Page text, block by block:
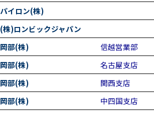
パイロン(株)
(株)ロンビックジャパン
岡部(株)
信越営業部
岡部(株)
名古屋支店
岡部(株)
関西支店
岡部(株)
中四国支店